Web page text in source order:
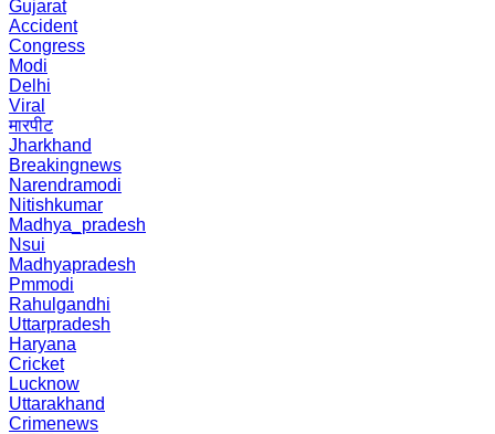
Gujarat
Accident
Congress
Modi
Delhi
Viral
मारपीट
Jharkhand
Breakingnews
Narendramodi
Nitishkumar
Madhya_pradesh
Nsui
Madhyapradesh
Pmmodi
Rahulgandhi
Uttarpradesh
Haryana
Cricket
Lucknow
Uttarakhand
Crimenews